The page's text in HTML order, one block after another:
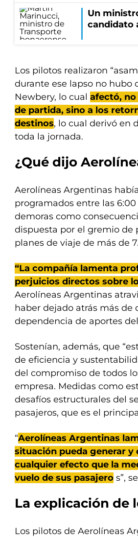
Un
candidato
Los pilotos realizaron
durante ese lapso no hubo
Newbery, lo cual afectó,
de partida, sino a los
destinos, lo cual derivó en
toda la jornada.
¿Qué dijo
Aerolíneas Argentinas
programados entre las
demoras como
dispuesta por el gremio de
planes de viaje de más de
“La compañía lamenta
perjuicios directos sobre
Aerolíneas Argentinas
haber dejado atrás más de
dependencia de aportes
Sostenían, además, que
de eficiencia y
del compromiso de todos
empresa. Medidas como
desafíos estructurales del
pasajeros, que es el
“Aerolíneas Argentinas
situación pueda generar
cualquier efecto que la
vuelo de sus pasajero s”,
La explicación de
Los pilotos de Aerolíneas